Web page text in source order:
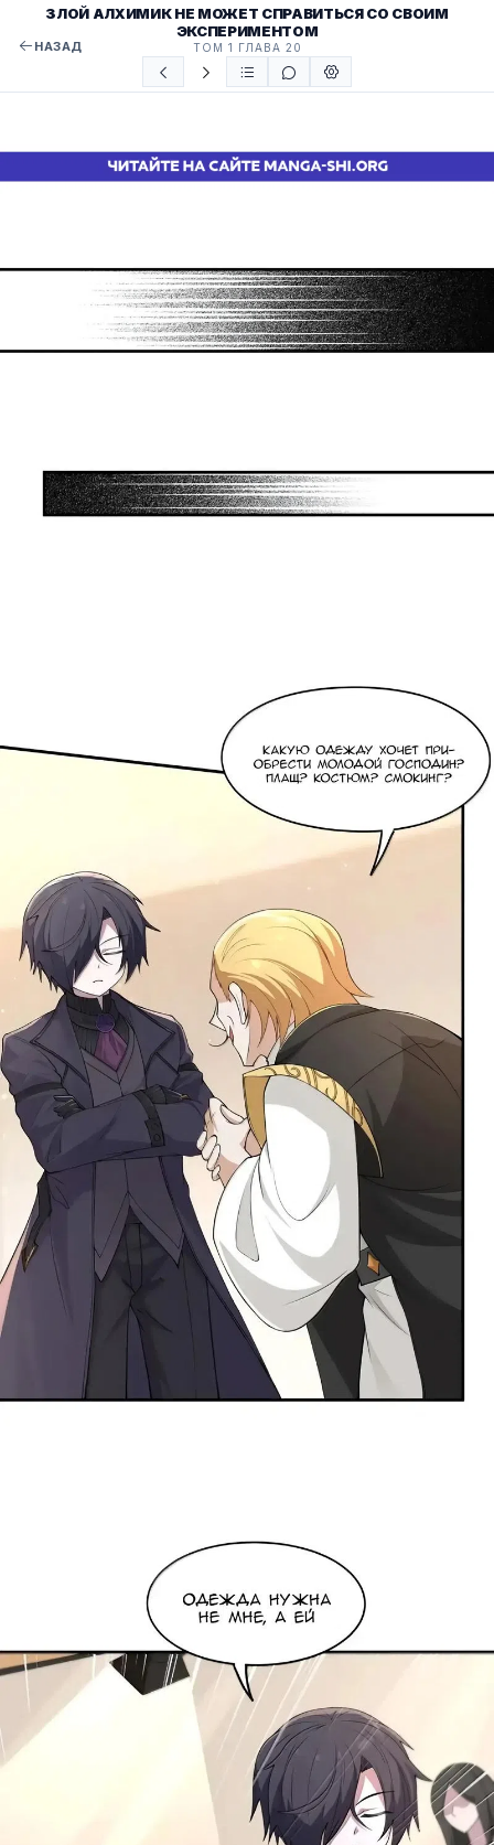
НАЗАД
ЗЛОЙ АЛХИМИК НЕ МОЖЕТ СПРАВИТЬСЯ СО СВОИМ
ЭКСПЕРИМЕНТОМ
ТОМ 1 ГЛАВА 20